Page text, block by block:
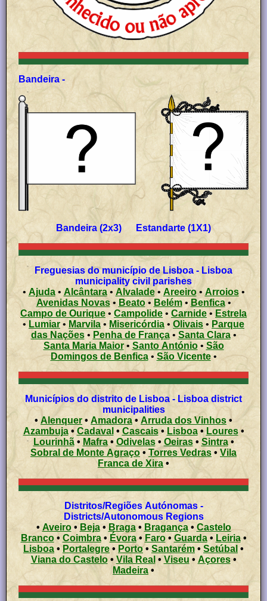
Bandeira -
Bandeira (2x3) Estandarte (1X1)
Freguesias do município de Lisboa - Lisboa
municipality civil parishes
• Ajuda• Alcântara• Alvalade• Areeiro •Arroios•
Avenidas Novas• Beato• Belém• Benfica•
Campo de Ourique • Campolide • Carnide • Estrela
• Lumiar • Marvila • Misericórdia • Olivais • Parque
das Nações • Penha de França• Santa Clara•
Santa Maria Maior• Santo António• São
Domingos de Benfica• São Vicente•
Municípios do distrito de Lisboa - Lisboa district
municipalities
• Alenquer • Amadora • Arruda dos Vinhos •
Azambuja•Cadaval • Cascais• Lisboa•Loures•
Lourinhã• Mafra• Odivelas• Oeiras• Sintra•
Sobral de Monte Agraço• Torres Vedras • Vila
Franca de Xira •
Distritos/Regiões Autónomas -
Districts/Autonomous Regions
• Aveiro• Beja• Braga• Bragança• Castelo
Branco• Coimbra• Évora• Faro• Guarda• Leiria•
Lisboa • Portalegre • Porto• Santarém • Setúbal •
Viana do Castelo• Vila Real • Viseu • Açores •
Madeira •